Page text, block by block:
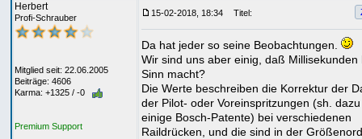
Herbert
Profi-Schrauber
Mitglied seit: 22.06.2005
Beiträge: 4606
Karma: +1325 / -0
Premium Support
15-02-2018, 18:34 Titel:
Da hat jeder so seine Beobachtungen.
Wir sind uns aber einig, daß Millisekunden
Sinn macht?
Die Werte beschreiben die Korrektur der
der Pilot- oder Voreinspritzungen (sh.
einige Bosch-Patente) bei verschiedenen
Raildrücken, und die sind in der